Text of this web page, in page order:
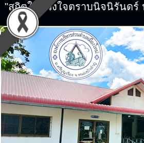
"สถิตในดวงใจตราบนิจนิรันด